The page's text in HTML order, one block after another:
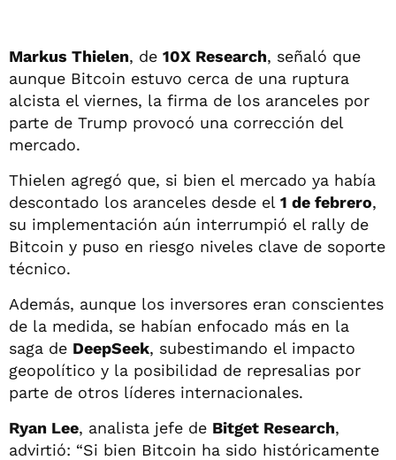
Markus Thielen, de 10X Research, señaló que
aunque Bitcoin estuvo cerca de una ruptura
alcista el viernes, la firma de los aranceles por
parte de Trump provocó una corrección del
mercado.
Thielen agregó que, si bien el mercado ya había
descontado los aranceles desde el 1 de febrero,
su implementación aún interrumpió el rally de
Bitcoin y puso en riesgo niveles clave de soporte
técnico.
Además, aunque los inversores eran conscientes
de la medida, se habían enfocado más en la
saga de DeepSeek, subestimando el impacto
geopolítico y la posibilidad de represalias por
parte de otros líderes internacionales.
Ryan Lee, analista jefe de Bitget Research,
advirtió: “Si bien Bitcoin ha sido históricamente